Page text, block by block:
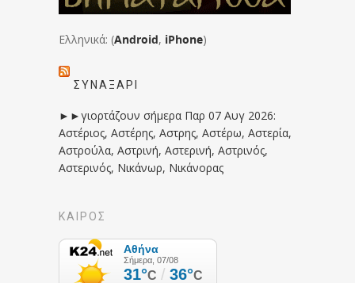
Ελληνικά: (Android, iPhone)
ΣΥΝΑΞΆΡΙ
►►γιορτάζουν σήμερα Παρ 07 Αυγ 2026:
Αστέριος, Αστέρης, Αστρης, Αστέρω, Αστερία,
Αστρούλα, Αστρινή, Αστερινή, Αστρινός,
Αστερινός, Νικάνωρ, Νικάνορας
ΚΑΙΡΟΣ